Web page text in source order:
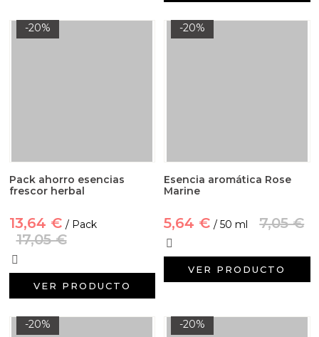
-20%
Pack ahorro esencias
frescor herbal
13,64 € / Pack
17,05 €
VER PRODUCTO
-20%
Esencia aromática Rose
Marine
5,64 € / 50 ml 7,05 €
VER PRODUCTO
-20% -20%